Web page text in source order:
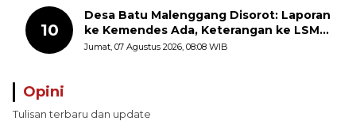
10
Desa Batu Malenggang Disorot: Laporan
ke Kemendes Ada, Keterangan ke LSM
GMAS Berbeda
Jumat, 07 Agustus 2026, 08:08 WIB
Opini
Tulisan terbaru dan update